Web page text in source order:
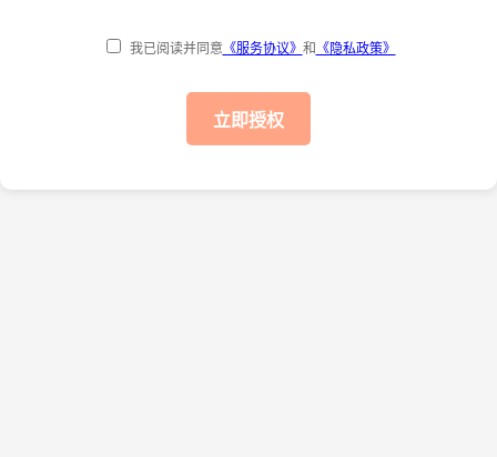
我已阅读并同意 《服务协议》 和 《隐私政策》
立即授权